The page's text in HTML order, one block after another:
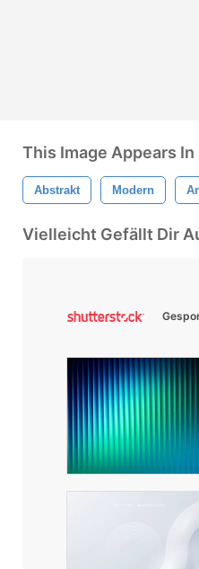
This Image Appears
Abstrakt Modern
Vielleicht Gefällt Dir